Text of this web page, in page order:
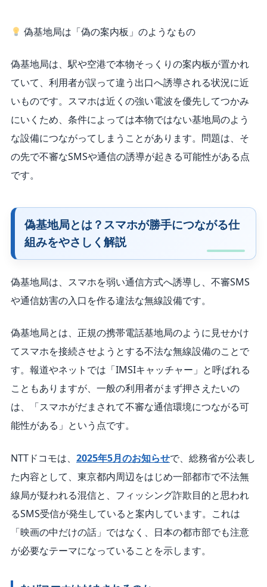
偽基地局は「偽の案内板」のようなもの
偽基地局は、駅や空港で本物そっくりの案内板が置かれ
ていて、利用者が誤って違う出口へ誘導される状況に近
いものです。スマホは近くの強い電波を優先してつかみ
にいくため、条件によっては本物ではない基地局のよう
な設備につながってしまうことがあります。問題は、そ
の先で不審なSMSや通信の誘導が起きる可能性がある点
です。
偽基地局とは？スマホが勝手につながる仕
組みをやさしく解説
偽基地局は、スマホを弱い通信方式へ誘導し、不審SMS
や通信妨害の入口を作る違法な無線設備です。
偽基地局とは、正規の携帯電話基地局のように見せかけ
てスマホを接続させようとする不法な無線設備のことで
す。報道やネットでは「IMSIキャッチャー」と呼ばれる
こともありますが、一般の利用者がまず押さえたいの
は、「スマホがだまされて不審な通信環境につながる可
能性がある」という点です。
NTTドコモは、 2025年5月のお知らせで、総務省が公表し
た内容として、東京都内周辺をはじめ一部都市で不法無
線局が疑われる混信と、フィッシング詐欺目的と思われ
るSMS受信が発生していると案内しています。これは
「映画の中だけの話」ではなく、日本の都市部でも注意
が必要なテーマになっていることを示します。